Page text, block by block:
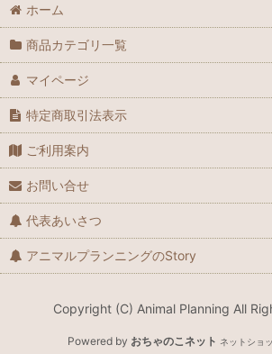
フクロウ
ホーム
商品カテゴリ一覧
マイページ
特定商取引法表示
ご利用案内
お問い合せ
代表あいさつ
アニマルプランニングのStory
Copyright (C) Animal Planning All
Powered by おちゃのこネット ネットショ